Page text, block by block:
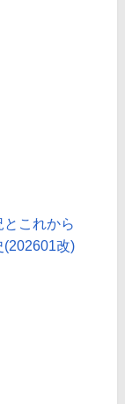
これから
(202601改)